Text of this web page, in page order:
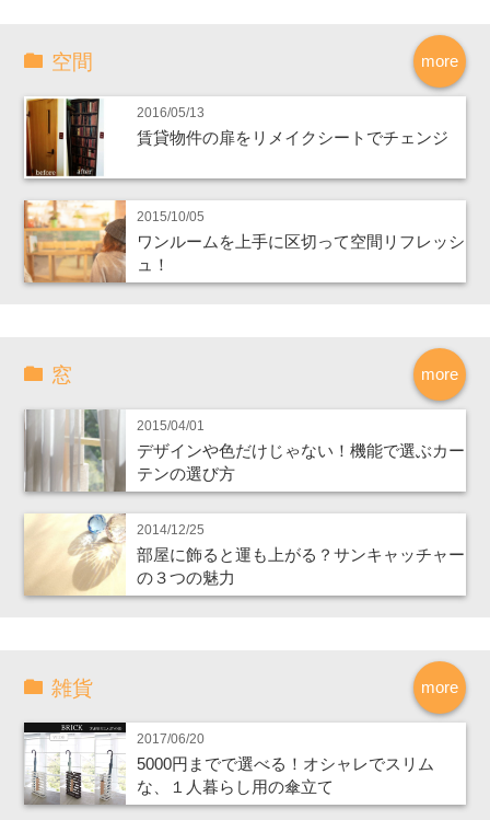
more
空間
2016/05/13
賃貸物件の扉をリメイクシートでチェンジ
2015/10/05
ワンルームを上手に区切って空間リフレッシ
ュ！
more
窓
2015/04/01
デザインや色だけじゃない！機能で選ぶカー
テンの選び方
2014/12/25
部屋に飾ると運も上がる？サンキャッチャー
の３つの魅力
more
雑貨
2017/06/20
5000円までで選べる！オシャレでスリム
な、１人暮らし用の傘立て